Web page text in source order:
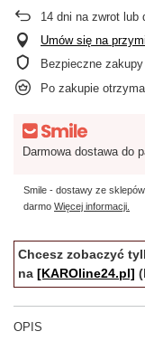
14 dni na zwrot lub
Umów się na
Bezpieczne zakupy
Po zakupie
Darmowa dostawa do
Smile - dostawy ze
darmo Więcej informacji.
Chcesz zobaczyć
na [KAROline24.pl]
OPIS